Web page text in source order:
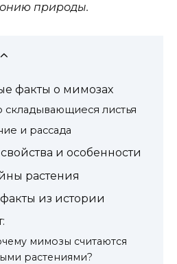
природы.
факты о мимозах
складывающиеся листья
и рассада
и особенности
растения
из истории
мимозы считаются
растениями?